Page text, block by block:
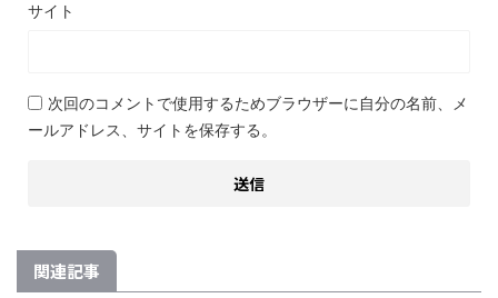
サイト
次回のコメントで使用するためブラウザーに自分の名前、メ
ールアドレス、サイトを保存する。
関連記事